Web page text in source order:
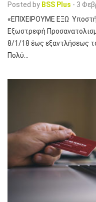
Posted by BSS Plus - 3
«ΕΠΙΧΕΙΡΟΥΜΕ ΕΞΩ
Εξωστρεφή
8/1/18 έως εξαντλήσεως
Πολύ…